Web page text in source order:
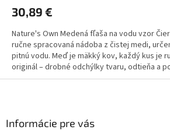
30,89 €
Nature's Own Medená fľaša na vodu vzor
ručne spracovaná nádoba z čistej medi,
pitnú vodu. Meď je mäkký kov, každý kus je
originál – drobné odchýlky tvaru, odtieňa a
prirodzenou vlastnosťou materiálu. Určené
Wilsonovou chorobou.
Informácie pre vás